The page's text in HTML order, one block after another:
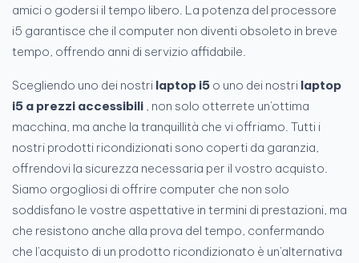
amici o godersi il tempo libero. La potenza del processore
i5 garantisce che il computer non diventi obsoleto in breve
tempo, offrendo anni di servizio affidabile.
Scegliendo uno dei nostri laptop i5 o uno dei nostri laptop
i5 a prezzi accessibili , non solo otterrete un'ottima
macchina, ma anche la tranquillità che vi offriamo. Tutti i
nostri prodotti ricondizionati sono coperti da garanzia,
offrendovi la sicurezza necessaria per il vostro acquisto.
Siamo orgogliosi di offrire computer che non solo
soddisfano le vostre aspettative in termini di prestazioni, ma
che resistono anche alla prova del tempo, confermando
che l'acquisto di un prodotto ricondizionato è un'alternativa